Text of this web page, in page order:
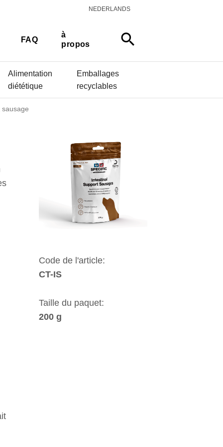
NEDERLANDS
FAQ
à
propos
search
Alimentation
diététique
Emballages
recyclables
sausage
Code de l'article:
CT-IS
Taille du paquet:
200 g